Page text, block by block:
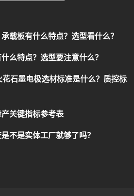
载板有什么特点？选型看什么？
么特点？选型要注意什么？
石墨电极选材标准是什么？质控标
关键指标参考表
不是实体工厂就够了吗？